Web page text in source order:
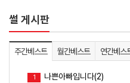
썰 게시판
주간베스트 월간베스트 연간베스
1 나쁜아빠입니다(2)